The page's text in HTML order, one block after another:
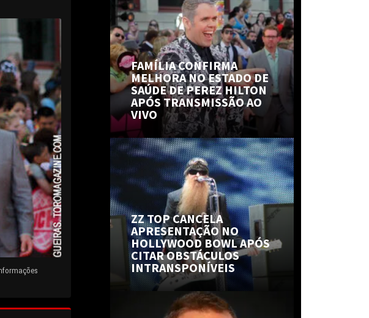
FAMÍLIA CONFIRMA
MELHORA NO ESTADO DE
SAÚDE DE PEREZ HILTON
APÓS TRANSMISSÃO AO
VIVO
ZZ TOP CANCELA
APRESENTAÇÃO NO
HOLLYWOOD BOWL APÓS
CITAR OBSTÁCULOS
INTRANSPONÍVEIS